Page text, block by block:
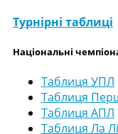
Турнірні таблиці
Національні
Таблиця УПЛ
Таблиця
Таблиця АПЛ
Таблиця Ла